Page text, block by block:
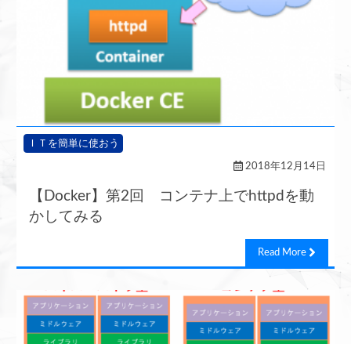
ＩＴを簡単に使おう
2018年12月14日
【Docker】第2回 コンテナ上でhttpdを動
かしてみる
Read More